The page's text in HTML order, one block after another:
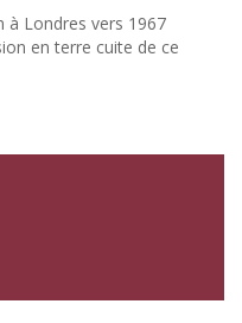
à Londres vers 1967
en terre cuite de ce